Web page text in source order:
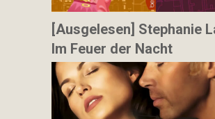
[Ausgelesen] Stephanie
Im Feuer der Nacht